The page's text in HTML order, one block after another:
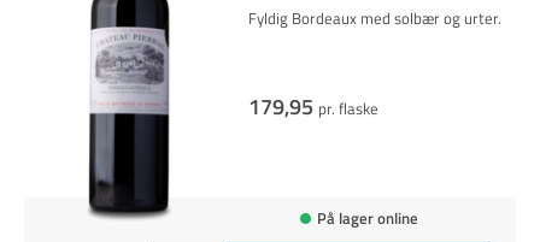
Fyldig Bordeaux med solbær og urter.
179,95 pr. flaske
På lager online